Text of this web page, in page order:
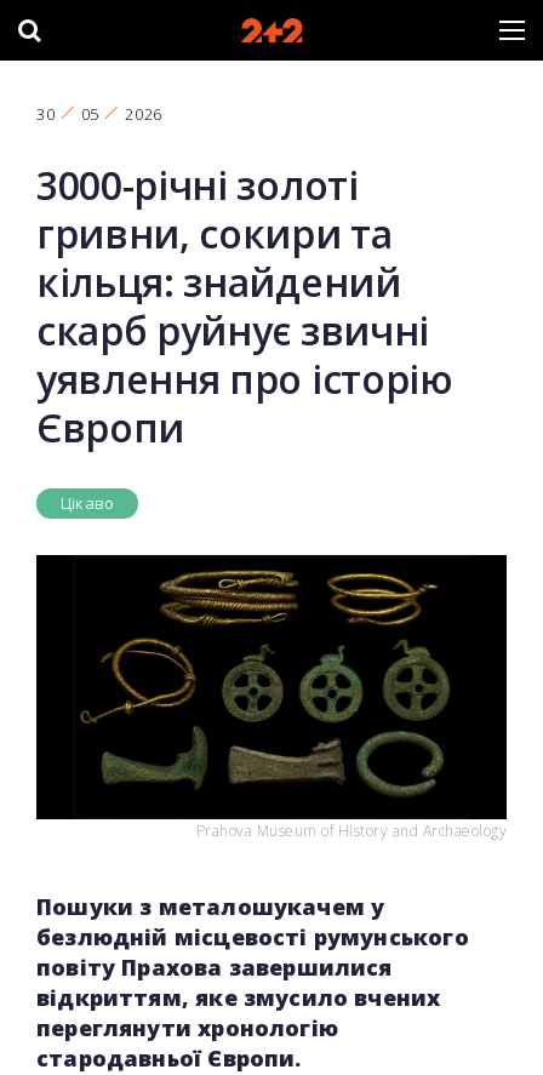
30 05 2026
3000-річні золоті
гривни, сокири та
кільця: знайдений
скарб руйнує звичні
уявлення про історію
Європи
Цікаво
Prahova Museum of History and Archaeology
Пошуки з металошукачем у
безлюдній місцевості румунського
повіту Прахова завершилися
відкриттям, яке змусило вчених
переглянути хронологію
стародавньої Європи.